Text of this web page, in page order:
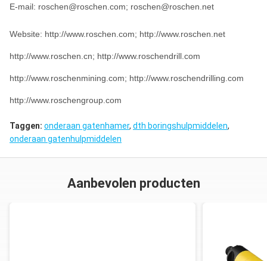
E-mail: roschen@roschen.com; roschen@roschen.net
Website: http://www.roschen.com; http://www.roschen.net
http://www.roschen.cn; http://www.roschendrill.com
http://www.roschenmining.com; http://www.roschendrilling.com
http://www.roschengroup.com
Taggen: onderaan gatenhamer, dth boringshulpmiddelen,
onderaan gatenhulpmiddelen
Aanbevolen producten